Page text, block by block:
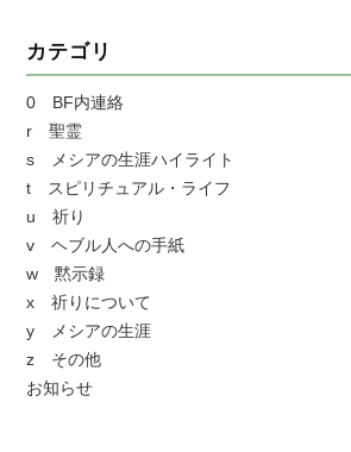
カテゴリ
0 BF内連絡
r 聖霊
s メシアの生涯ハイライト
t スピリチュアル・ライフ
u 祈り
v ヘブル人への手紙
w 黙示録
x 祈りについて
y メシアの生涯
z その他
お知らせ